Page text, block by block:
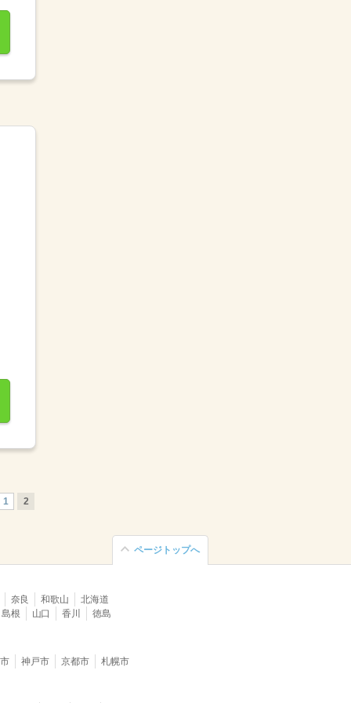
1 2
ページトップへ
奈良 和歌山
北海道
島根 山口 香川
徳島
神戸市 京都市
札幌市